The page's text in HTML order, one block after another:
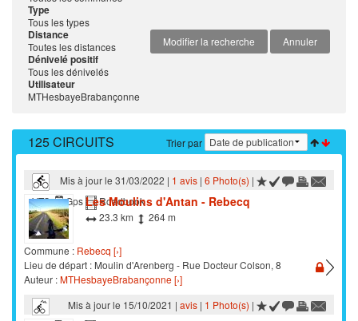
Type
Tous les types
Modifier la recherche
Annuler
Distance
Toutes les distances
Dénivelé positif
Tous les dénivelés
Utilisateur
MTHesbayeBrabançonne
Trier par
125 CIRCUITS
Mis à jour le 31/03/2022 | 1 avis| 6 Photo(s) |
VTC
Gps Roadbook
Les Moulins d'Antan - Rebecq
23.3 km 264 m
Commune : Rebecq [›]
Lieu de départ : Moulin d'Arenberg - Rue Docteur Colson, 8
Auteur :MTHesbayeBrabançonne [›]
Mis à jour le 15/10/2021 | avis| 1 Photo(s) |